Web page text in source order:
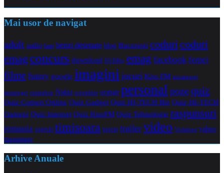
Mai usor de navigat
adult audio bani benzi desenate blog Bucuresti coduri coduri
emag concurs download DVDRip emag facebook femei
filme funny google imagini jocuri Kiss FM maramures
messenger noiembrie Nokia octombrie orange personal pozequiz
Quiz Comert Online Quiz Gadget Quiz HI-TECH Biz Quiz HI-TECH
Oameni Quiz Internet Quiz KissFM Quiz Tehnologie raspunsuri
romania sugestii timisoara torrent trailer video Vodafone yahoo
messenger
Arhive Anuale